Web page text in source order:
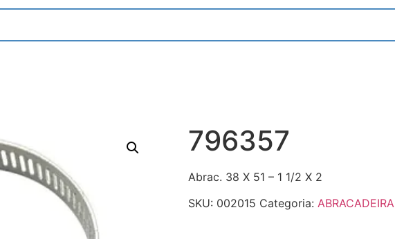
796357
Abrac. 38 X 51 – 1 1/2 X 2
SKU: 002015 Categoria: ABRACADEIRA